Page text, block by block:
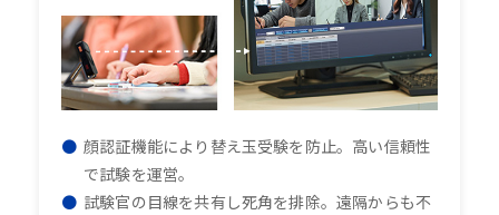
顔認証機能により替え玉受験を防止。高い信頼性
で試験を運営。
試験官の目線を共有し死角を排除。遠隔からも不